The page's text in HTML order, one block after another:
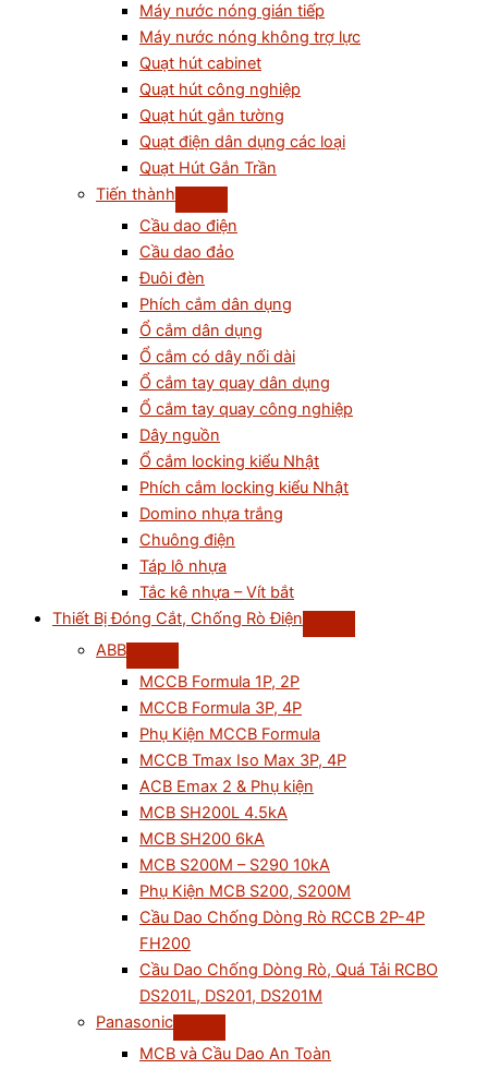
Máy nước nóng gián tiếp
Máy nước nóng không trợ lực
Quạt hút cabinet
Quạt hút công nghiệp
Quạt hút gắn tường
Quạt điện dân dụng các loại
Quạt Hút Gắn Trần
Tiến thành
Cầu dao điện
Cầu dao đảo
Đuôi đèn
Phích cắm dân dụng
Ổ cắm dân dụng
Ổ cắm có dây nối dài
Ổ cắm tay quay dân dụng
Ổ cắm tay quay công nghiệp
Dây nguồn
Ổ cắm locking kiểu Nhật
Phích cắm locking kiểu Nhật
Domino nhựa trắng
Chuông điện
Táp lô nhựa
Tắc kê nhựa – Vít bắt
Thiết Bị Đóng Cắt, Chống Rò Điện
ABB
MCCB Formula 1P, 2P
MCCB Formula 3P, 4P
Phụ Kiện MCCB Formula
MCCB Tmax Iso Max 3P, 4P
ACB Emax 2 & Phụ kiện
MCB SH200L 4.5kA
MCB SH200 6kA
MCB S200M – S290 10kA
Phụ Kiện MCB S200, S200M
Cầu Dao Chống Dòng Rò RCCB 2P-4P
FH200
Cầu Dao Chống Dòng Rò, Quá Tải RCBO
DS201L, DS201, DS201M
Panasonic
MCB và Cầu Dao An Toàn